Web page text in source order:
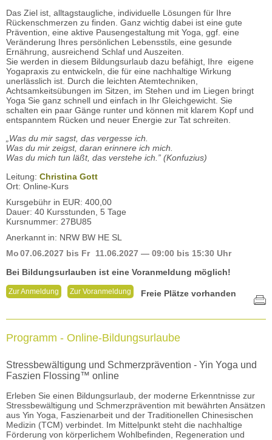
Das Ziel ist, alltagstaugliche, individuelle Lösungen für Ihre
Rückenschmerzen zu finden. Ganz wichtig dabei ist eine gute
Prävention, eine aktive Pausengestaltung mit Yoga, ggf. eine
Veränderung Ihres persönlichen Lebensstils, eine gesunde
Ernährung, ausreichend Schlaf und Auszeiten.
Sie werden in diesem Bildungsurlaub dazu befähigt, Ihre eigene
Yogapraxis zu entwickeln, die für eine nachhaltige Wirkung
unerlässlich ist. Durch die leichten Atemtechniken,
Achtsamkeitsübungen im Sitzen, im Stehen und im Liegen bringt
Yoga Sie ganz schnell und einfach in Ihr Gleichgewicht. Sie
schalten ein paar Gänge runter und können mit klarem Kopf und
entspanntem Rücken und neuer Energie zur Tat schreiten.
„Was du mir sagst, das vergesse ich.
Was du mir zeigst, daran erinnere ich mich.
Was du mich tun läßt, das verstehe ich.” (Konfuzius)
Leitung: Christina Gott
Ort: Online-Kurs
Kursgebühr in EUR: 400,00
Dauer: 40 Kursstunden, 5 Tage
Kursnummer: 27BU85
Anerkannt in: NRW BW HE SL
Mo07.06.2027 bis Fr 11.06.2027 — 09:00 bis 15:30 Uhr
Bei Bildungsurlauben ist eine Voranmeldung möglich!
Zur Anmeldung Zur Voranmeldung Freie Plätze vorhanden
Programm - Online-Bildungsurlaube
Stressbewältigung und Schmerzprävention - Yin Yoga und
Faszien Flossing™ online
Erleben Sie einen Bildungsurlaub, der moderne Erkenntnisse zur
Stressbewältigung und Schmerzprävention mit bewährten Ansätzen
aus Yin Yoga, Faszienarbeit und der Traditionellen Chinesischen
Medizin (TCM) verbindet. Im Mittelpunkt steht die nachhaltige
Förderung von körperlichem Wohlbefinden, Regeneration und